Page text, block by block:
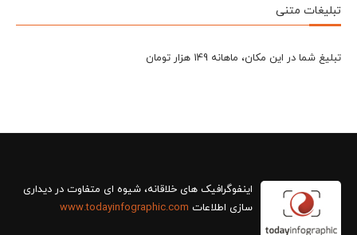
تبلیغات متنی
تبلیغ شما در این مکان، ماهانه 149 هزار تومان
سازی اطلاعات www.todayinfographic.com